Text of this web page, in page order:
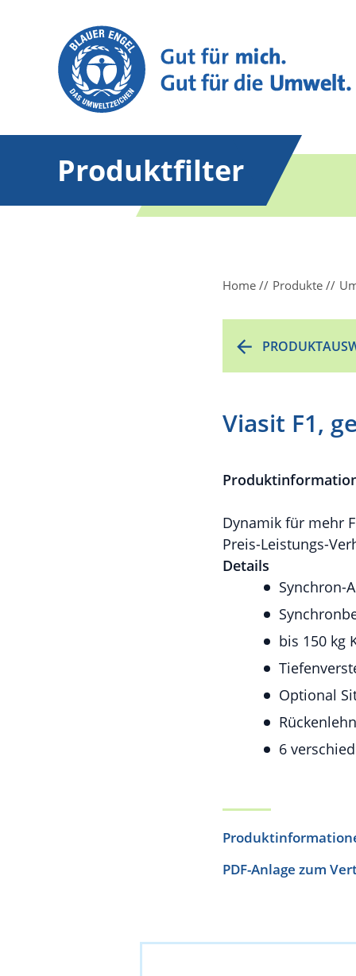
Produktfilter
Home Produkte
Viasit F1,
Dynamik für mehr
Preis-Leistungs-
Details
Synchron-
bis 150 kg
Optional
6
PDF-Anlage zum